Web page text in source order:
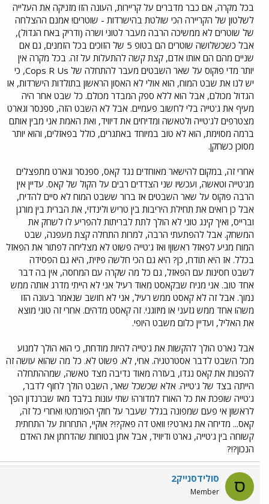
בכל מקרה, אם כבר מדברים על קריירות, העונה הזו מזניקה את העלייה
לשלטון של הקריירה הכי שולטת בהישרדות - שוטרים! אמנם ההצלחה
של שוטרים לא ממשיכה הרבה מעבר לטוני ושרה (ודריק באח הגדול),
אבל כשכשלושה שוטרים הם בטופ 5 של הזוכים בכל הזמנים, גם אם
שניים מהם הם אותו אדם, קצת קשה להתעלות על זה. בכל מקרה אין
יותר מדי פוקוס על שאר השבטים מעבר להתחלה של Cops R Us, כי
יש לנו את שבט המוח, הוא אולי לא האסון הראשון בתולדות הישרדות, או
הגדול מכולם, אבל הוא ללא ספק המבדר מכולם. כל שבט אחר היה
מעיף את ג'טייה בלי לחשוב פעמיים. אבל לא השבט הזה, ספנסר וגארט
מצטרפים לג'טייה ולטאשה ומדיחים את דיוויד, ואת האמת אני מבין אותם
ברמה מסוימת, הוא לא טוב במיוחד באתגרים, כולל בפאזלים, והוא יותר
מסוכן כשחקן.
אחרי זה, במקום להישאר מאוחדים נגד קאס, ספנסר וגארט מתפצלים
מג'טייה וטאשה, ועכשיו שני הצדדים רבים על הקול של קאס. עדיין אין
הרבה פוקוס על שאר השבטים אז ברור ששבט המוח לא סיים להדיח,
אבל כן רואים את תחילת היריבות בין טריש ולינדזי, את הברית בין מורגן
וברייס, ואיך קינג טוני לא הולך לתת לבריתות להפריע לו לשחק את
המשחק. אבל להפתעתי הרבה, למרות התחלה קצת מעפנה, שבט
המוח מגיע לפאזל ראשון! ואז ג'טייה פשוט לא מצליחה לפתור את הפאזל
בכלל. אז היא תודח, כן? היא גם הכי חלשה פיזית, היא גם הפסידה
לשבט חסינות עם הפאזל, גם כל מה שקרה עם המחסה, אין בה דבר
אחד טוב. אני מניח שבקאסט מאוד רעיל אני לא הייתי מדרג אותה ממש
נמוך. אבל זה לא קאסט ממש רעיל, אני לא חושב שנאמר בעונה הזו
משהו אחד ממש גזעני או מיזוגני. זה קאסט מדהים. אחרי זה טוני מוצא
את האליל, ועדיין כלום משבט היופי.
אבל גארט הולך להקשות את ג'טייה להיות מודחת, כי הוא הולך למנוע
מכל השבט לדבר אסטרטגיה. אחי, לא. פשוט לא. כל מה שהוא עושה זה
להפנות את קאס נגדו, בעזרה מאוד נדיבה מצד טאשה, שמההתחלה
הייתה בצד של ג'טייה. אלא שכשכל שאר, השבט הולך לחוף לדבר,
ג'טייה שופכת את כל האורז למדורה! שתי עונות בלבד מאז שברנדון הפך
לראשון אי פעם שמפונה בגלל שעבר על חוקי הפורמט! ואחרי כל זה,
קאס... מדיחה את גארט?! וואט דה פאק?!? אוקיי, התחרות על התחתית
קשוחה בין ג'טייה, גארט ודיוויד, אבל אתן בטוחות שהדחתן את האדם
הנכון?!?
ס סולידסנייק2
Member